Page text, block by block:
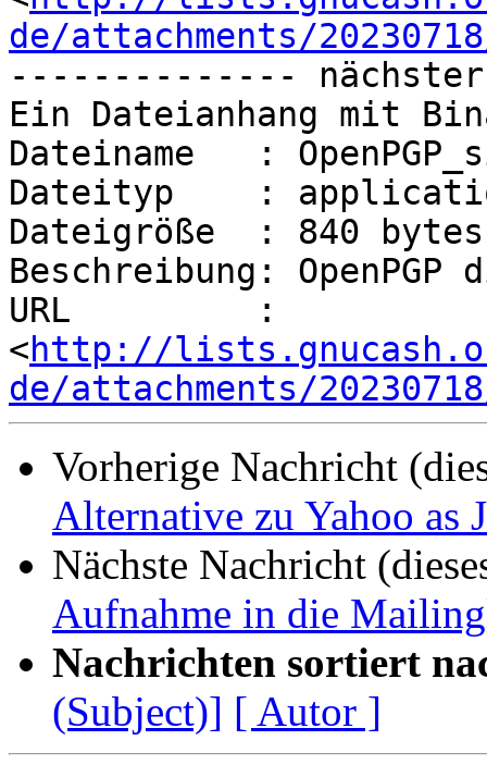
de/attachments/
--------------
Ein Dateianhang mit
Dateiname   :
Dateityp    :
Dateigröße  : 840 bytes
Beschreibung:
URL         :
<http://
de/attachments/
Vorherige Nachricht
Alternative zu Yahoo as
Nächste Nachricht
Aufnahme in die
Nachrichten sortiert
(Subject)] [ Autor ]